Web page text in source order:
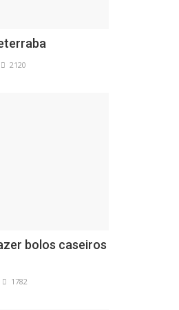
2120
bolos caseiros
1782